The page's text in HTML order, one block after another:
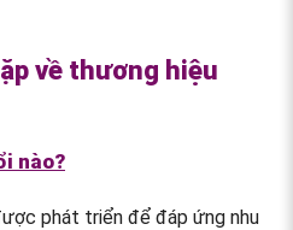
về thương hiệu
nào?
phát triển để đáp ứng nhu